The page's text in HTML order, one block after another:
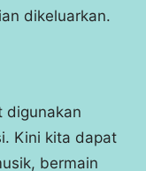
dikeluarkan.
digunakan
Kini kita dapat
bermain